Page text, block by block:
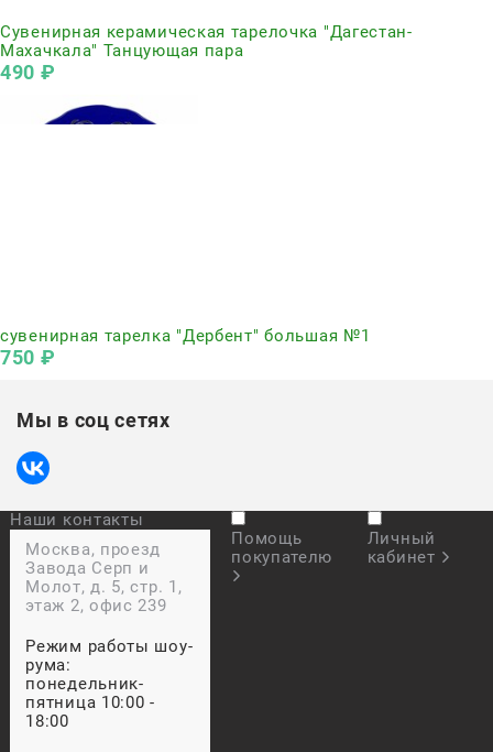
Сувенирная керамическая тарелочка "Дагестан-
Махачкала" Танцующая пара
490 ₽
сувенирная тарелка "Дербент" большая №1
750 ₽
Мы в соц сетях
Наши контакты
Москва, проезд
Завода Серп и
Молот, д. 5, стр. 1,
этаж 2, офис 239
Режим работы шоу-
рума:
понедельник-
пятница 10:00 -
18:00
Помощь
покупателю
Личный
кабинет